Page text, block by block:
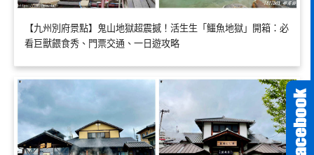
【九州別府景點】鬼山地獄超震撼！活生生「鱷魚地獄」開箱：必
看巨獸餵食秀、門票交通、一日遊攻略